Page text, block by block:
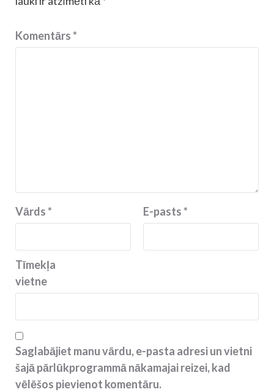
Komentārs*
Vārds* E-pasts*
Tīmekļa
vietne
Saglabājiet manu vārdu, e-pasta adresi un vietni
šajā pārlūkprogrammā nākamajai reizei, kad
vēlēšos pievienot komentāru.